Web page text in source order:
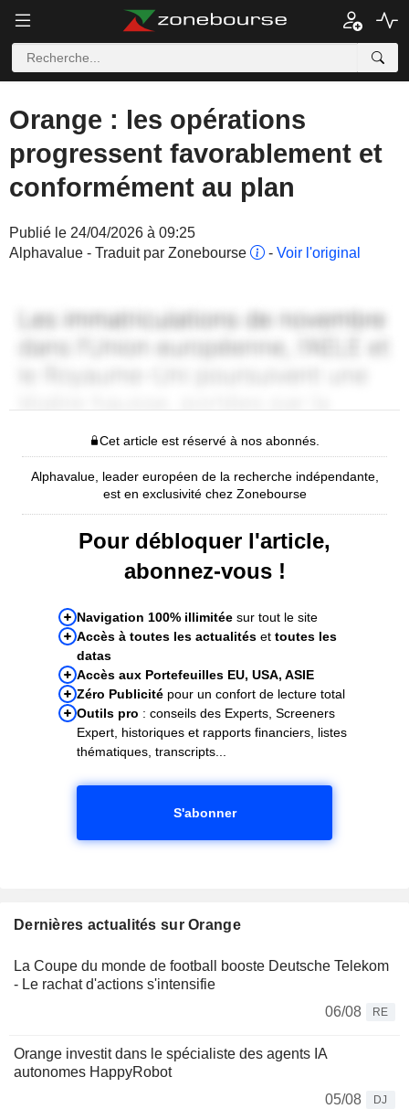
Orange : les opérations
progressent favorablement et
conformément au plan
Publié le 24/04/2026 à 09:25
Alphavalue - Traduit par Zonebourse
- Voir l'original
Cet article est réservé à nos abonnés.
Alphavalue, leader européen de la recherche indépendante,
est en exclusivité chez Zonebourse
Pour débloquer l'article,
abonnez-vous !
Navigation 100% illimitée sur tout le site
Accès à toutes les actualités et toutes les
datas
Accès aux Portefeuilles EU, USA, ASIE
Zéro Publicité pour un confort de lecture total
Outils pro : conseils des Experts, Screeners
Expert, historiques et rapports financiers, listes
thématiques, transcripts...
S'abonner
Dernières actualités sur Orange
La Coupe du monde de football booste Deutsche Telekom
- Le rachat d'actions s'intensifie
06/08
RE
Orange investit dans le spécialiste des agents IA
autonomes HappyRobot
05/08
DJ